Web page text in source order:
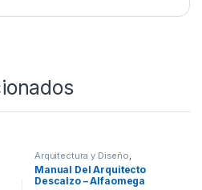
Arquitectura y Diseño
Arquitectura y Urbanismo
Diseño,Profesionales y
tecnicos
Manual Del Arquitecto
Descalzo – Alfaomega